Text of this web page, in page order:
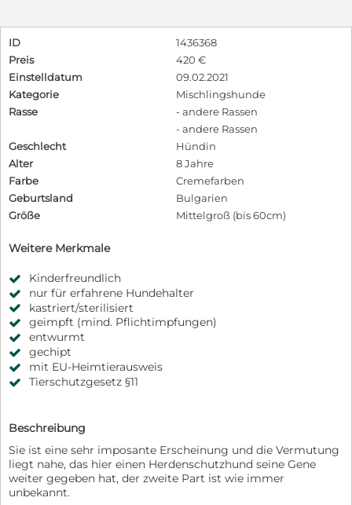
ID
1436368
Preis
420 €
Einstelldatum
09.02.2021
Kategorie
Mischlingshunde
Rasse
- andere Rassen
- andere Rassen
Geschlecht
Hündin
Alter
8 Jahre
Farbe
Cremefarben
Geburtsland
Bulgarien
Größe
Mittelgroß (bis 60cm)
Weitere Merkmale
Kinderfreundlich
nur für erfahrene Hundehalter
kastriert/sterilisiert
geimpft (mind. Pflichtimpfungen)
entwurmt
gechipt
mit EU-Heimtierausweis
Tierschutzgesetz §11
Beschreibung
Sie ist eine sehr imposante Erscheinung und die Vermutung
liegt nahe, das hier einen Herdenschutzhund seine Gene
weiter gegeben hat, der zweite Part ist wie immer
unbekannt.